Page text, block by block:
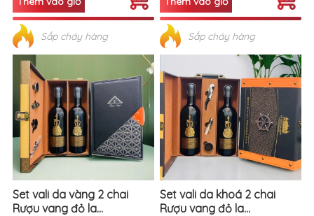
Sắp cháy hàng Sắp cháy hàng
Set vali da vàng 2 chai
Rượu vang đỏ la...
Set vali da khoá 2 chai
Rượu vang đỏ la...